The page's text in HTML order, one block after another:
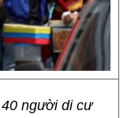
40 người di cư